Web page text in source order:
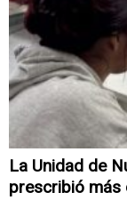
La Unidad de
prescribió más